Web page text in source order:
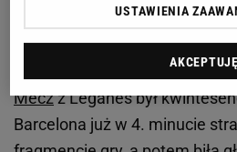
Lamine Yamal z wysokim
organizmu się nie oszuka
Meczz Leganes był
Barcelona już w 4. minucie
USTAWIENIA
AKCEPTUJĘ